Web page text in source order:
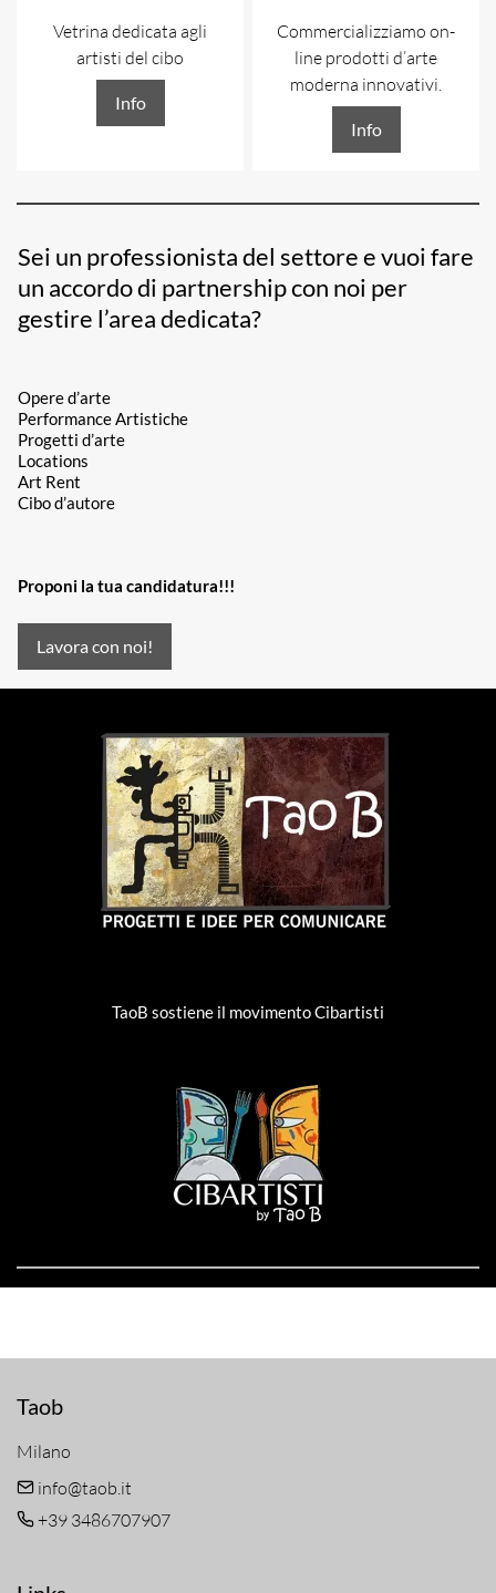
Vetrina dedicata agli
artisti del cibo
Info
Commercializziamo on-
line prodotti d’arte
moderna innovativi.
Info
Sei un professionista del settore e vuoi fare
un accordo di partnership con noi per
gestire l’area dedicata?
Opere d’arte
Performance Artistiche
Progetti d’arte
Locations
Art Rent
Cibo d’autore
Proponi la tua candidatura!!!
Lavora con noi!
TaoB sostiene il movimento Cibartisti
Taob
Milano
info@taob.it
+39 3486707907